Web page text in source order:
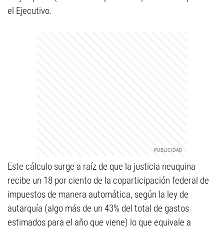
el Ejecutivo.
Este cálculo surge a raíz de que la justicia neuquina
recibe un 18 por ciento de la coparticipación federal de
impuestos de manera automática, según la ley de
autarquía (algo más de un 43% del total de gastos
estimados para el año que viene) lo que equivale a